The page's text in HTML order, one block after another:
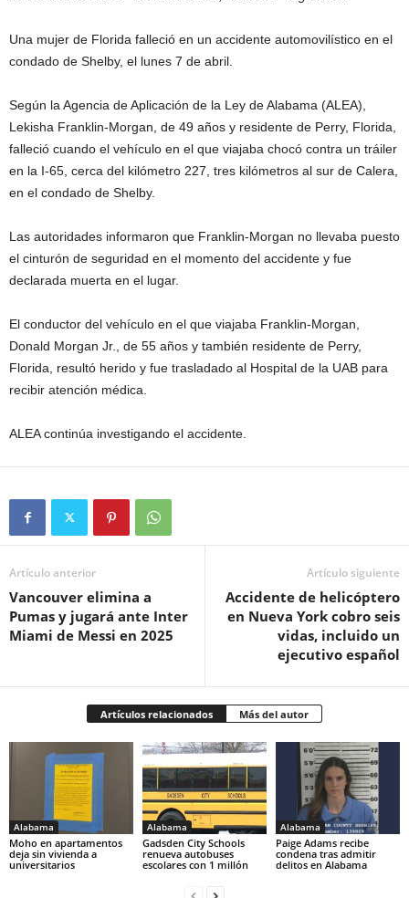
Una mujer de Florida falleció en un accidente automovilístico en el
condado de Shelby, el lunes 7 de abril.
Según la Agencia de Aplicación de la Ley de Alabama (ALEA),
Lekisha Franklin-Morgan, de 49 años y residente de Perry, Florida,
falleció cuando el vehículo en el que viajaba chocó contra un tráiler
en la I-65, cerca del kilómetro 227, tres kilómetros al sur de Calera,
en el condado de Shelby.
Las autoridades informaron que Franklin-Morgan no llevaba puesto
el cinturón de seguridad en el momento del accidente y fue
declarada muerta en el lugar.
El conductor del vehículo en el que viajaba Franklin-Morgan,
Donald Morgan Jr., de 55 años y también residente de Perry,
Florida, resultó herido y fue trasladado al Hospital de la UAB para
recibir atención médica.
ALEA continúa investigando el accidente.
Artículo anterior
Vancouver elimina a
Pumas y jugará ante Inter
Miami de Messi en 2025
Artículo siguiente
Accidente de helicóptero
en Nueva York cobro seis
vidas, incluido un
ejecutivo español
Artículos relacionados Más del autor
Alabama
Moho en apartamentos
deja sin vivienda a
universitarios
Alabama
Gadsden City Schools
renueva autobuses
escolares con 1 millón
Alabama
Paige Adams recibe
condena tras admitir
delitos en Alabama